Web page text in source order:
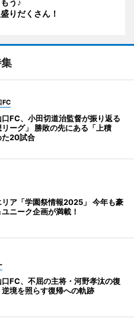
りだくさん！
FC
口FC、小田切道治監督が振り返る
リーグ」 勝敗の先にある「上積
た20試合
リア「学園祭情報2025」 今年も豪
ニーク企画が満載！
口FC、不屈の主将・河野孝汰の復
境を照らす復帰への軌跡